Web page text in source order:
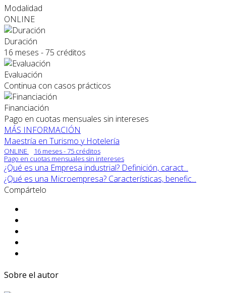
Modalidad
ONLINE
Duración
16 meses - 75 créditos
Evaluación
Continua con casos prácticos
Financiación
Pago en cuotas mensuales sin intereses
MÁS INFORMACIÓN
Maestría en Turismo y Hotelería
ONLINE
16 meses - 75 créditos
Pago en cuotas mensuales sin intereses
¿Qué es una Empresa industrial? Definición, caract...
¿Qué es una Microempresa? Características, benefic...
Compártelo
Sobre el autor